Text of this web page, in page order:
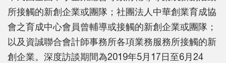
所接觸的新創企業或團隊；社團法人中華創業育成協
會之育成中心會員曾輔導或接觸的新創企業或團隊；
以及資誠聯合會計師事務所各項業務服務所接觸的新
創企業。深度訪談期間為2019年5月17日至6月24